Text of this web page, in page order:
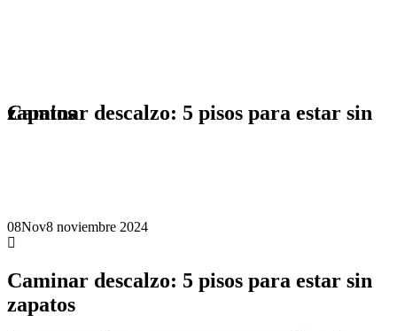
Caminar descalzo: 5 pisos para estar sin zapatos
08Nov8 noviembre 2024
Caminar descalzo: 5 pisos para estar sin
zapatos